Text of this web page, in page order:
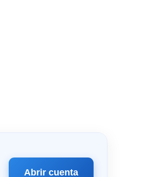
Abrir cuenta